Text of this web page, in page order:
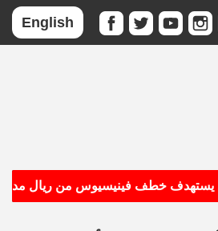
English
خطف فينيسيوس من ريال مدريد